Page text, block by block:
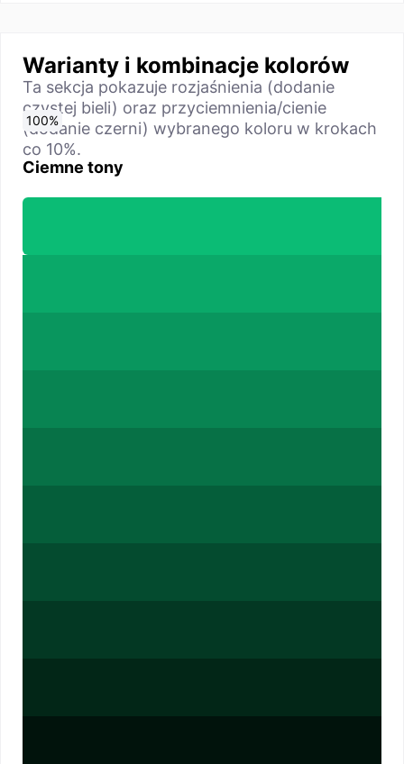
Warianty i kombinacje kolorów
Ta sekcja pokazuje rozjaśnienia (dodanie
czystej bieli) oraz przyciemnienia/cienie
(dodanie czerni) wybranego koloru w krokach
co 10%.
Ciemne tony
0%
10%
20%
30%
40%
50%
60%
70%
80%
90%
100%